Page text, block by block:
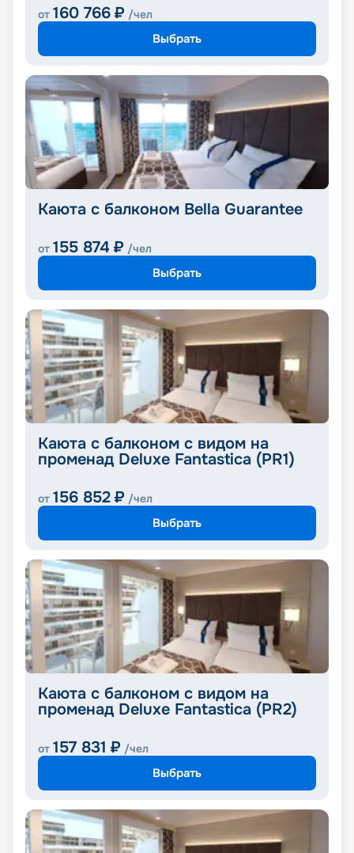
от 160 766 ₽ /чел
Выбрать
Каюта с балконом Bella Guarantee
от 155 874 ₽ /чел
Выбрать
Каюта с балконом с видом на
променад Deluxe Fantastica (PR1)
от 156 852 ₽ /чел
Выбрать
Каюта с балконом с видом на
променад Deluxe Fantastica (PR2)
от 157 831 ₽ /чел
Выбрать